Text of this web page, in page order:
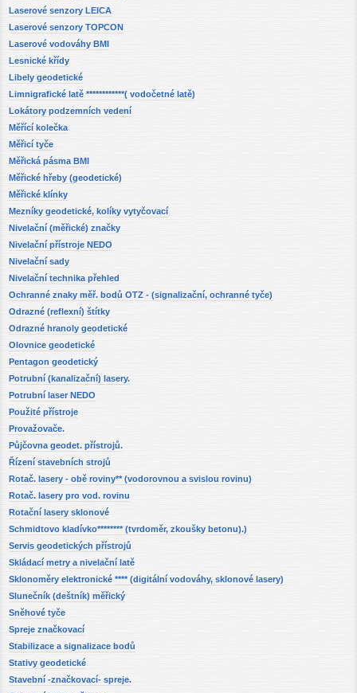
Laserové senzory LEICA
Laserové senzory TOPCON
Laserové vodováhy BMI
Lesnické křídy
Libely geodetické
Limnigrafické latě ************( vodočetné latě)
Lokátory podzemních vedení
Měřící kolečka
Měřicí tyče
Měřická pásma BMI
Měřické hřeby (geodetické)
Měřické klínky
Mezníky geodetické, kolíky vytyčovací
Nivelační (měřické) značky
Nivelační přístroje NEDO
Nivelační sady
Nivelační technika přehled
Ochranné znaky měř. bodů OTZ - (signalizační, ochranné tyče)
Odrazné (reflexní) štítky
Odrazné hranoly geodetické
Olovnice geodetické
Pentagon geodetický
Potrubní (kanalizační) lasery.
Potrubní laser NEDO
Použité přístroje
Provažovače.
Půjčovna geodet. přístrojů.
Řízení stavebních strojů
Rotač. lasery - obě roviny** (vodorovnou a svislou rovinu)
Rotač. lasery pro vod. rovinu
Rotační lasery sklonové
Schmidtovo kladívko******** (tvrdoměr, zkoušky betonu).)
Servis geodetických přístrojů
Skládací metry a nivelační latě
Sklonoměry elektronické **** (digitální vodováhy, sklonové lasery)
Slunečník (deštník) měřický
Sněhové tyče
Spreje značkovací
Stabilizace a signalizace bodů
Stativy geodetické
Stavební -značkovací- spreje.